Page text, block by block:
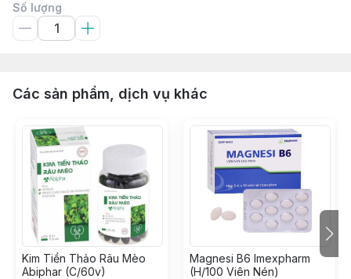
Số lượng
Các sản phẩm, dịch vụ khác
Kim Tiền Thảo Râu Mèo
Abiphar (C/60v)
Magnesi B6 Imexpharm
(H/100 Viên Nén)